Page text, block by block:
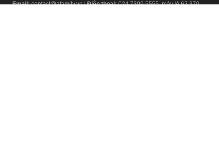
Email:contact@afamily.vn |Điện thoại:024 7309 5555, máy lẻ 62.370